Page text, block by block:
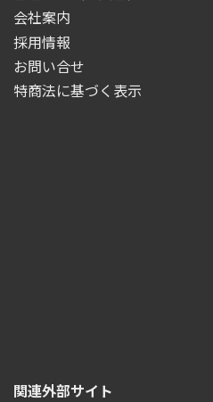
会社案内
採用情報
お問い合せ
特商法に基づく表示
関連外部サイト